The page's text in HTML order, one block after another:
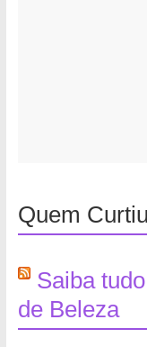
Quem Curtiu
Saiba
de Beleza